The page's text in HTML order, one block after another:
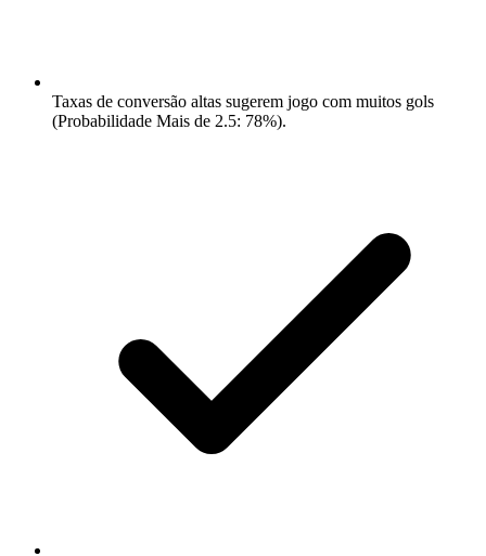
Taxas de conversão altas sugerem jogo com muitos gols
(Probabilidade Mais de 2.5: 78%).